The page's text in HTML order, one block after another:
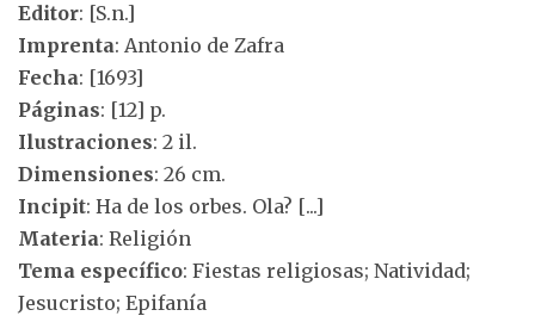
Editor: [S.n.]
Imprenta: Antonio de Zafra
Fecha: [1693]
Páginas: [12] p.
Ilustraciones: 2 il.
Dimensiones: 26 cm.
Incipit: Ha de los orbes. Ola? [...]
Materia: Religión
Tema específico: Fiestas religiosas; Natividad;
Jesucristo; Epifanía